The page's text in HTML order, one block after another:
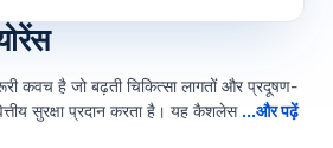
कवच है जो बढ़ती चिकित्सा लागतों और प्रदूषण-
सुरक्षा प्रदान करता है। यह कैशलेस ...और पढ़ें